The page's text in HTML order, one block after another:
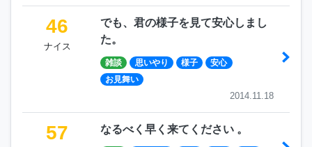
46
ナイス
でも、君の様子を見て安心しまし
た。
雑談 思いやり 様子
安心
お見舞い
2014.11.18
57 なるべく早く来てください 。